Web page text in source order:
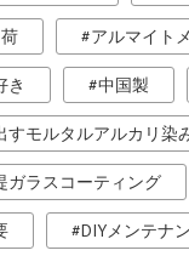
アルマイト
き 中国製
すモルタルアルカリ染
ガラスコーティング
DIYメンテナ